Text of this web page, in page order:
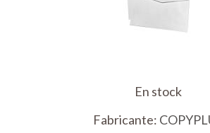
En stock
Fabricante: